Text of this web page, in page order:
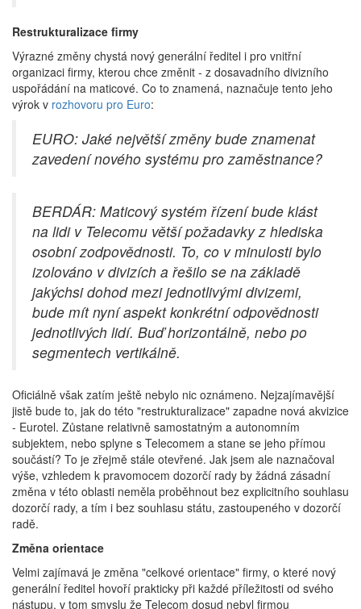
Restrukturalizace firmy
Výrazné změny chystá nový generální ředitel i pro vnitřní
organizaci firmy, kterou chce změnit - z dosavadního divizního
uspořádání na maticové. Co to znamená, naznačuje tento jeho
výrok v rozhovoru pro Euro:
EURO: Jaké největší změny bude znamenat
zavedení nového systému pro zaměstnance?
BERDÁR: Maticový systém řízení bude klást
na lidi v Telecomu větší požadavky z hlediska
osobní zodpovědnosti. To, co v minulosti bylo
izolováno v divizích a řešilo se na základě
jakýchsi dohod mezi jednotlivými divizemi,
bude mít nyní aspekt konkrétní odpovědnosti
jednotlivých lidí. Buď horizontálně, nebo po
segmentech vertikálně.
Oficiálně však zatím ještě nebylo nic oznámeno. Nejzajímavější
jistě bude to, jak do této "restrukturalizace" zapadne nová akvizice
- Eurotel. Zůstane relativně samostatným a autonomním
subjektem, nebo splyne s Telecomem a stane se jeho přímou
součástí? To je zřejmě stále otevřené. Jak jsem ale naznačoval
výše, vzhledem k pravomocem dozorčí rady by žádná zásadní
změna v této oblasti neměla proběhnout bez explicitního souhlasu
dozorčí rady, a tím i bez souhlasu státu, zastoupeného v dozorčí
radě.
Změna orientace
Velmi zajímavá je změna "celkové orientace" firmy, o které nový
generální ředitel hovoří prakticky při každé příležitosti od svého
nástupu, v tom smyslu že Telecom dosud nebyl firmou